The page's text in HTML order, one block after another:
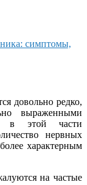
симптомы,
довольно редко,
выраженными
в этой части
нервных
характерным
на частые